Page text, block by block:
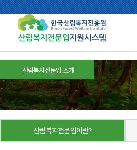
산림복지전문업 소개
산림복지전문업이란?